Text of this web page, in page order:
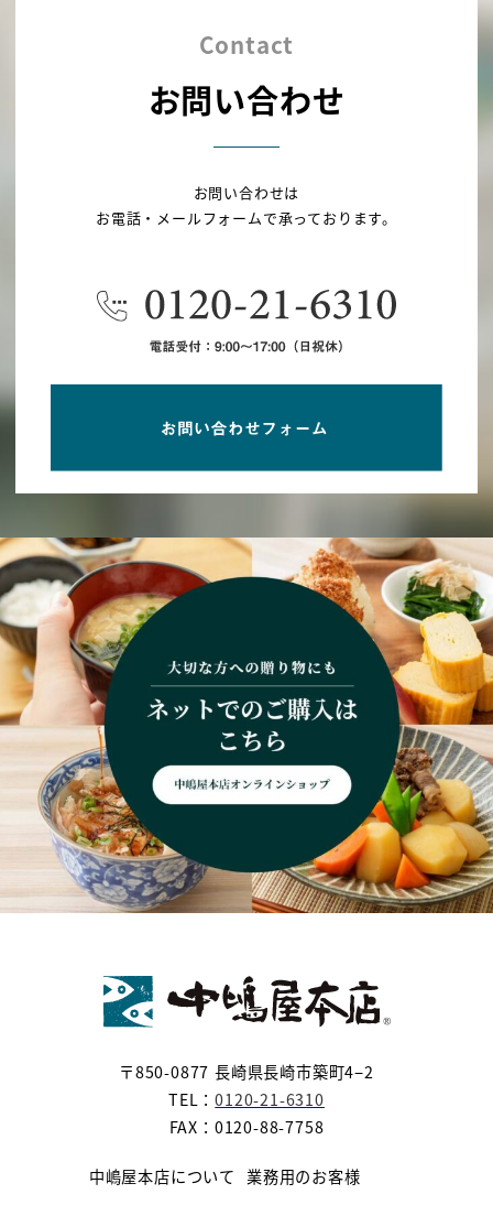
Contact
お問い合わせ
お問い合わせは
お電話・メールフォームで承っております。
〒850-0877 長崎県長崎市築町4−2
TEL：0120-21-6310
FAX：0120-88-7758
中嶋屋本店について
業務用のお客様